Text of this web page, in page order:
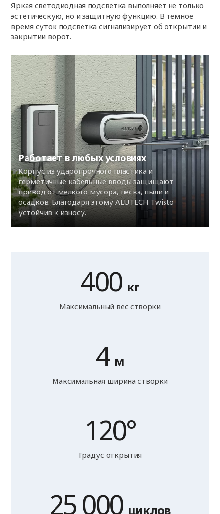
Яркая светодиодная подсветка выполняет не только
эстетическую, но и защитную функцию. В темное
время суток подсветка сигнализирует об открытии и
закрытии ворот.
Работает в любых условиях
Корпус из ударопрочного пластика и
герметичные кабельные вводы защищают
привод от мелкого мусора, песка, пыли и
осадков. Благодаря этому ALUTECH Twisto
устойчив к износу.
400 кг
Максимальный вес створки
4 м
Максимальная ширина створки
120°
Градус открытия
25 000 циклов